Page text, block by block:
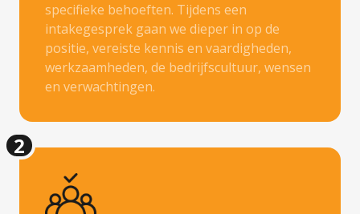
specifieke behoeften. Tijdens een
intakegesprek gaan we dieper in op de
positie, vereiste kennis en vaardigheden,
werkzaamheden, de bedrijfscultuur, wensen
en verwachtingen.
2